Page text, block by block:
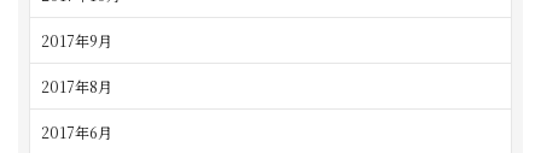
2017年9月
2017年8月
2017年6月